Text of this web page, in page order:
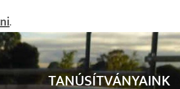
.
TANÚSÍTVÁNYAINK